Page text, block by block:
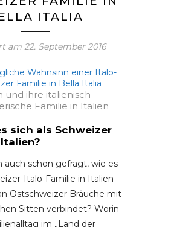
ITALIA
am 22. September 2016
und ihre italienisch-
Familie in Italien
sich als Schweizer
auch schon gefragt, wie es
Italo-Familie in Italien
Ostschweizer Bräuche mit
Sitten verbindet? Worin
im „Land der